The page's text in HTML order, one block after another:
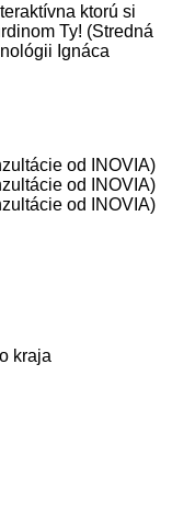
ktorú si
Ty! (Stredná
Ignáca
od INOVIA)
od INOVIA)
od INOVIA)
kraja